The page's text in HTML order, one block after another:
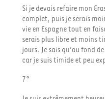
Si je devais refaire mon
complet, puis je serais
vie en Espagne tout en
serais plus libre et moins
jours. Je sais qu’au fond
car je suis timide et peu
7°